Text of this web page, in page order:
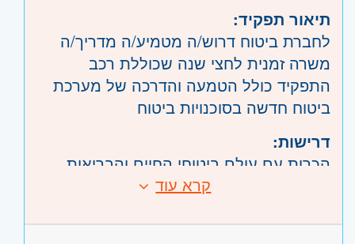
תיאור תפקיד:
לחברת ביטוח דרוש/ה מטמיע/ה מדריך/ה
משרה זמנית לחצי שנה שכוללת רכב
התפקיד כולל הטמעה והדרכה של מערכת
ביטוח חדשה בסוכנויות ביטוח
דרישות:
הכרות עם עולם ביטוחי החיים והבריאות
משרה מלאה ,
קוד משרה:JB-00430
קרא עוד